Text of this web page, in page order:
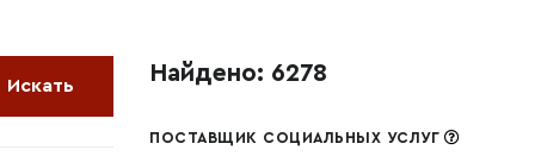
Найдено: 6278
ПОСТАВЩИК СОЦИАЛЬНЫХ УСЛУГ
Искать